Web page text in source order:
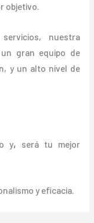
objetivo.
nuestra
gran equipo de
y un alto nivel de
y, será tu mejor
y eficacia.